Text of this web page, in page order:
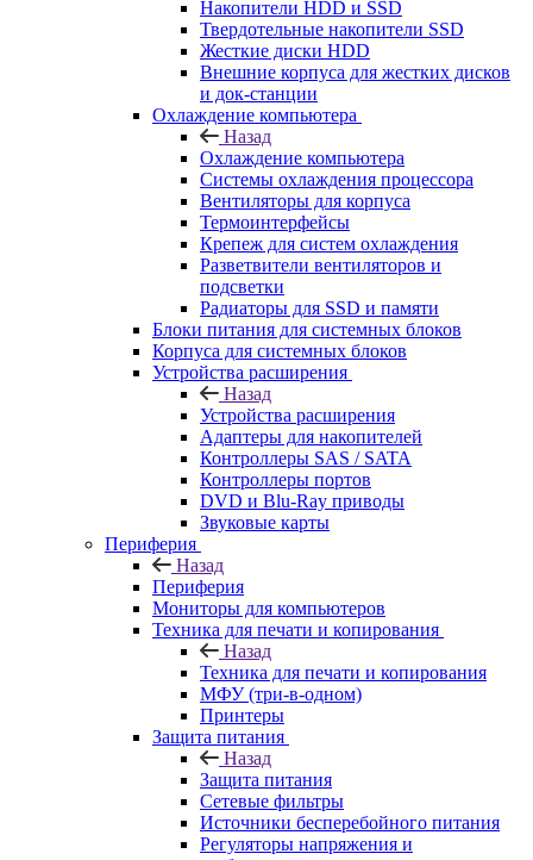
Накопители HDD и SSD
Твердотельные накопители SSD
Жесткие диски HDD
Внешние корпуса для жестких дисков
и док-станции
Охлаждение компьютера
Назад
Охлаждение компьютера
Системы охлаждения процессора
Вентиляторы для корпуса
Термоинтерфейсы
Крепеж для систем охлаждения
Разветвители вентиляторов и
подсветки
Радиаторы для SSD и памяти
Блоки питания для системных блоков
Корпуса для системных блоков
Устройства расширения
Назад
Устройства расширения
Адаптеры для накопителей
Контроллеры SAS / SATA
Контроллеры портов
DVD и Blu-Ray приводы
Звуковые карты
Периферия
Назад
Периферия
Мониторы для компьютеров
Техника для печати и копирования
Назад
Техника для печати и копирования
МФУ (три-в-одном)
Принтеры
Защита питания
Назад
Защита питания
Сетевые фильтры
Источники бесперебойного питания
Регуляторы напряжения и